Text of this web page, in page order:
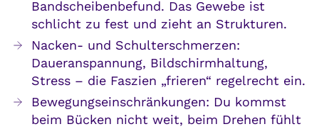
Bandscheibenbefund. Das Gewebe ist
schlicht zu fest und zieht an Strukturen.
Nacken- und Schulterschmerzen:
Daueranspannung, Bildschirmhaltung,
Stress – die Faszien „frieren“ regelrecht ein.
Bewegungseinschränkungen: Du kommst
beim Bücken nicht weit, beim Drehen fühlt